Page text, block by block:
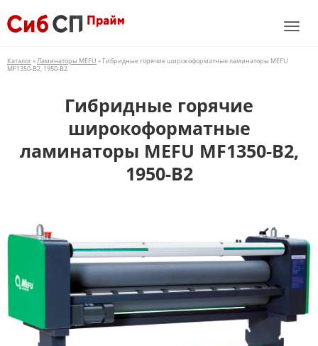
Каталог»Ламинаторы MEFU » Гибридные горячие широкоформатные ламинаторы MEFU
MF1350-B2, 1950-B2
Гибридные горячие
широкоформатные
ламинаторы MEFU MF1350-B2,
1950-B2